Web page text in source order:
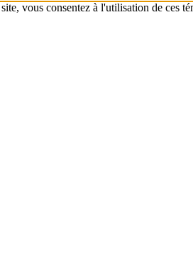
vous consentez à l'utilisation de ces